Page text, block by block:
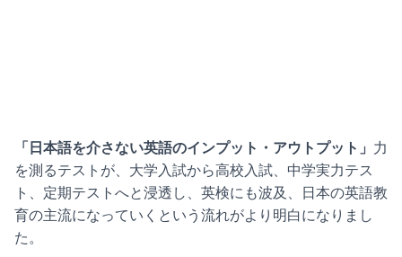
「日本語を介さない英語のインプット・アウトプット」 力
を測るテストが、大学入試から高校入試、中学実力テス
ト、定期テストへと浸透し、英検にも波及、日本の英語教
育の主流になっていくという流れがより明白になりまし
た。